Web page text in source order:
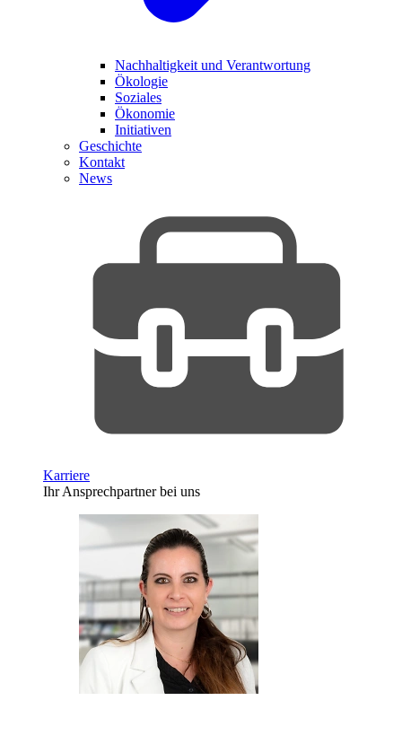
Nachhaltigkeit und Verantwortung
Ökologie
Soziales
Ökonomie
Initiativen
Geschichte
Kontakt
News
Karriere
Ihr Ansprechpartner bei uns